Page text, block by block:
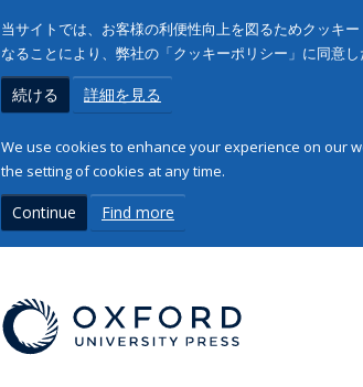
当サイトでは、お客様の利便性向上を図るためクッキ
なることにより、弊社の「クッキーポリシー」に同意
続ける 詳細を見る
We use cookies to enhance your experience on our
the setting of cookies at any time.
Continue Find more